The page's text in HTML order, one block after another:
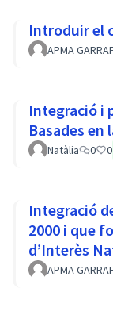
Introduir el
APMA
Integració i
Basades en
Natàlia 0 0
Integració
2000 i que
d’Interès
APMA